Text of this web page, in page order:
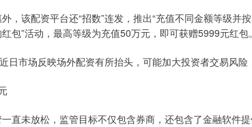
，该配资平台还“招数”连发，推出“充值不同金额等级并
包”活动，最高等级为充值50万元，即可获赠5999元红包。
日市场反映场外配资有所抬头，可能加大投资者交易风险
直未放松，监管目标不仅包含券商，还包含了金融软件提